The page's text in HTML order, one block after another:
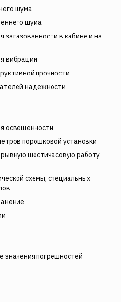
шума
шума
загазованности в кабине и на
вибрации
прочности
надежности
освещенности
порошковой установки
шестичасовую работу
схемы, специальных
значения погрешностей